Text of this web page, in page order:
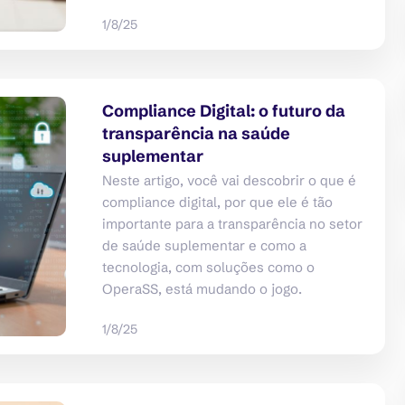
1/8/25
Compliance Digital: o futuro da
transparência na saúde
suplementar
Neste artigo, você vai descobrir o que é
compliance digital, por que ele é tão
importante para a transparência no setor
de saúde suplementar e como a
tecnologia, com soluções como o
OperaSS, está mudando o jogo.
1/8/25